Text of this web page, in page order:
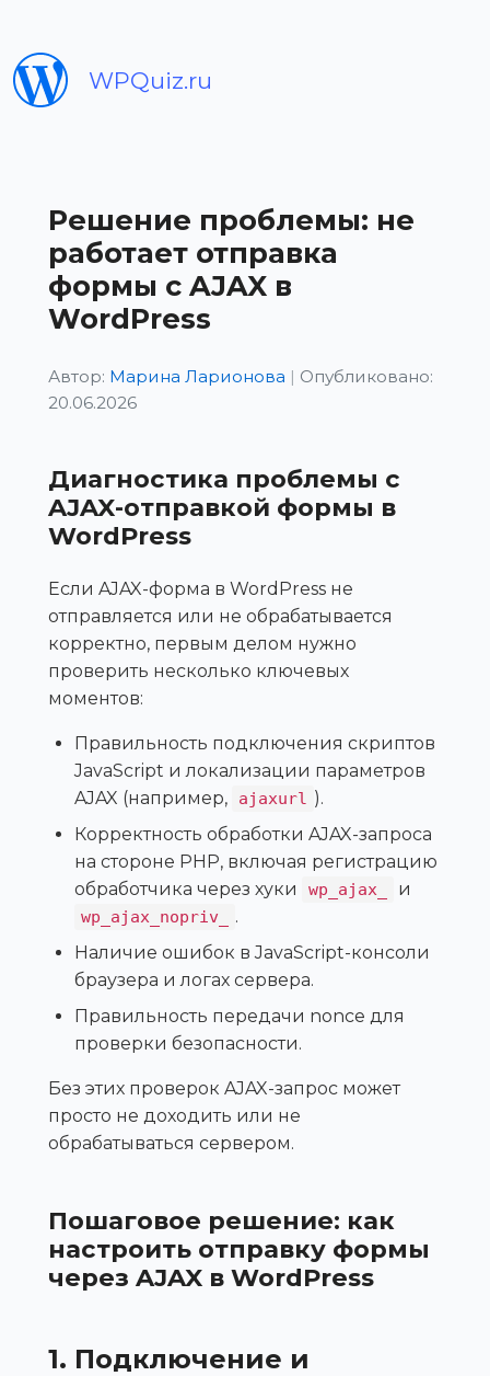
WPQuiz.ru
Решение проблемы: не
работает отправка
формы с AJAX в
WordPress
Автор: Марина Ларионова | Опубликовано:
20.06.2026
Диагностика проблемы с
AJAX-отправкой формы в
WordPress
Если AJAX-форма в WordPress не
отправляется или не обрабатывается
корректно, первым делом нужно
проверить несколько ключевых
моментов:
Правильность подключения скриптов
JavaScript и локализации параметров
AJAX (например,
ajaxurl ).
Корректность обработки AJAX-запроса
на стороне PHP, включая регистрацию
обработчика через хуки
wp_ajax_ и
wp_ajax_nopriv_
.
Наличие ошибок в JavaScript-консоли
браузера и логах сервера.
Правильность передачи nonce для
проверки безопасности.
Без этих проверок AJAX-запрос может
просто не доходить или не
обрабатываться сервером.
Пошаговое решение: как
настроить отправку формы
через AJAX в WordPress
1. Подключение и